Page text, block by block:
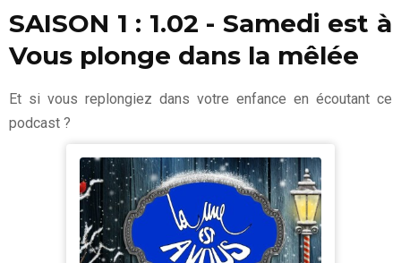
SAISON 1 : 1.02 - Samedi est à
Vous plonge dans la mêlée
Et si vous replongiez dans votre enfance en écoutant ce
podcast ?